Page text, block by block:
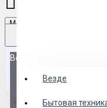
Menu
Везде
Везде
Бытовая
0 товар(ов) - 0 р.